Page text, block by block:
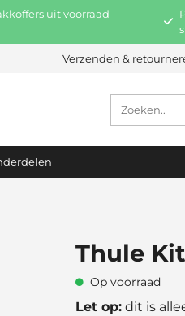
uit voorraad
Verzenden &
Thule
Op voorraad
Let op:dit is